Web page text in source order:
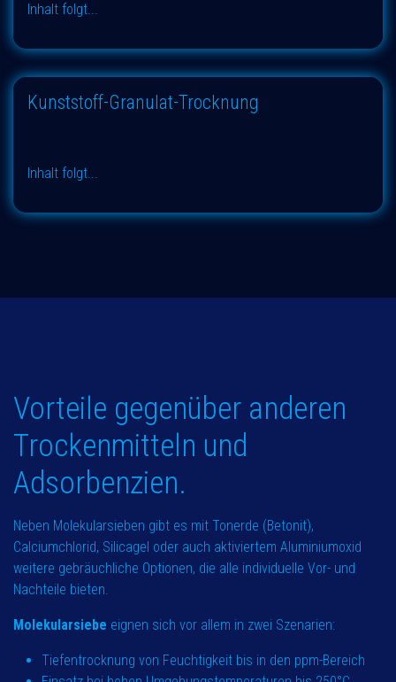
Inhalt folgt...
Kunststoff-Granulat-Trocknung
Inhalt folgt...
Vorteile gegenüber anderen
Trockenmitteln und
Adsorbenzien.
Neben Molekularsieben gibt es mit Tonerde (Betonit),
Calciumchlorid, Silicagel oder auch aktiviertem Aluminiumoxid
weitere gebräuchliche Optionen, die alle individuelle Vor- und
Nachteile bieten.
Molekularsiebe eignen sich vor allem in zwei Szenarien:
Tiefentrocknung von Feuchtigkeit bis in den ppm-Bereich